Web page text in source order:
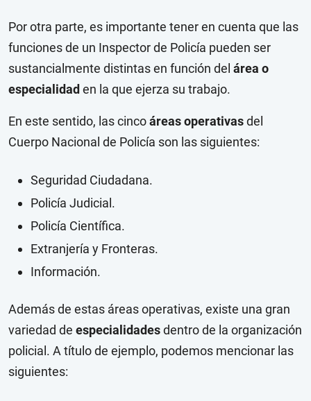
Por otra parte, es importante tener en cuenta que las
funciones de un Inspector de Policía pueden ser
sustancialmente distintas en función del área o
especialidaden la que ejerza su trabajo.
En este sentido, las cincoáreas operativasdel
Cuerpo Nacional de Policía son las siguientes:
Seguridad Ciudadana.
Policía Judicial.
Policía Científica.
Extranjería y Fronteras.
Información.
Además de estas áreas operativas, existe una gran
variedad de especialidadesdentro de la organización
policial. A título de ejemplo, podemos mencionar las
siguientes: